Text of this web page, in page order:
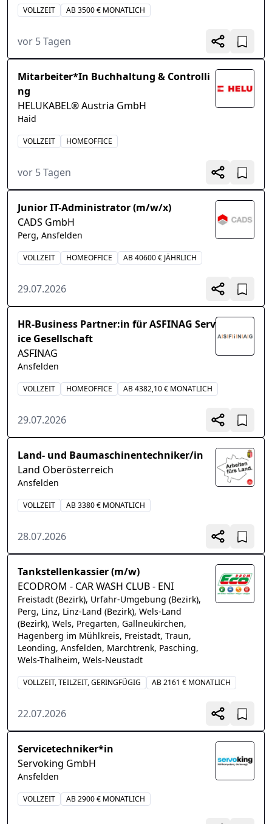
VOLLZEIT AB 3500 € MONATLICH
vor 5 Tagen
Mitarbeiter*In Buchhaltung & Controlli
ng
HELUKABEL® Austria GmbH
Haid
VOLLZEIT HOMEOFFICE
vor 5 Tagen
Junior IT-Administrator (m/w/x)
CADS GmbH
Perg, Ansfelden
VOLLZEIT HOMEOFFICE AB 40600 € JÄHRLICH
29.07.2026
HR-Business Partner:in für ASFINAG Serv
ice Gesellschaft
ASFINAG
Ansfelden
VOLLZEIT HOMEOFFICE AB 4382,10 € MONATLICH
29.07.2026
Land- und Baumaschinentechniker/in
Land Oberösterreich
Ansfelden
VOLLZEIT AB 3380 € MONATLICH
28.07.2026
Tankstellenkassier (m/w)
ECODROM - CAR WASH CLUB - ENI
Freistadt (Bezirk), Urfahr-Umgebung (Bezirk),
Perg, Linz, Linz-Land (Bezirk), Wels-Land
(Bezirk), Wels, Pregarten, Gallneukirchen,
Hagenberg im Mühlkreis, Freistadt, Traun,
Leonding, Ansfelden, Marchtrenk, Pasching,
Wels-Thalheim, Wels-Neustadt
VOLLZEIT, TEILZEIT, GERINGFÜGIG AB 2161 € MONATLICH
22.07.2026
Servicetechniker*in
Servoking GmbH
Ansfelden
VOLLZEIT AB 2900 € MONATLICH